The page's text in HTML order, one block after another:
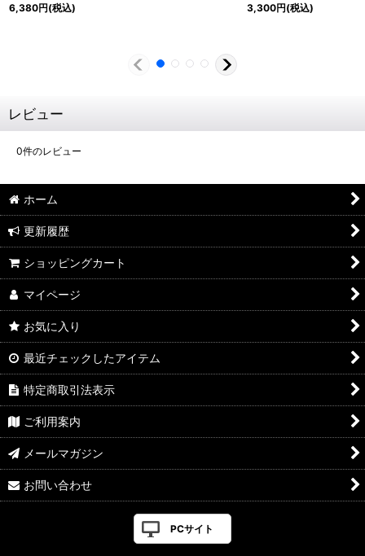
6,380円(税込)
3,300円(税込)
レビュー
0件のレビュー
ホーム
更新履歴
ショッピングカート
マイページ
お気に入り
最近チェックしたアイテム
特定商取引法表示
ご利用案内
メールマガジン
お問い合わせ
PCサイト